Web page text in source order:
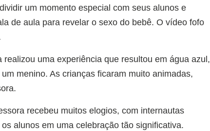
um momento especial com seus alunos e
de aula para revelar o sexo do bebê. O vídeo fofo
uma experiência que resultou em água azul,
menino. As crianças ficaram muito animadas,
recebeu muitos elogios, com internautas
alunos em uma celebração tão significativa.